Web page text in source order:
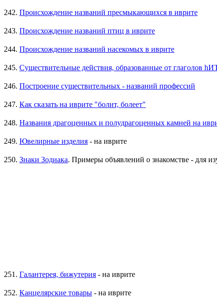
242. Происхождение названий пресмыкающихся в иврите
243. Происхождение названий птиц в иврите
244. Происхождение названий насекомых в иврите
245.
246. Построение существительных - названий профессий
247. Как сказать на иврите "болит, болеет"
248. Названия драгоценных и полудрагоценных камней на
249. Ювелирные изделия - на иврите
250. Знаки Зодиака. Примеры объявлений о знакомстве - для
251. Галантерея, бижутерия - на иврите
252. Канцелярские товары - на иврите